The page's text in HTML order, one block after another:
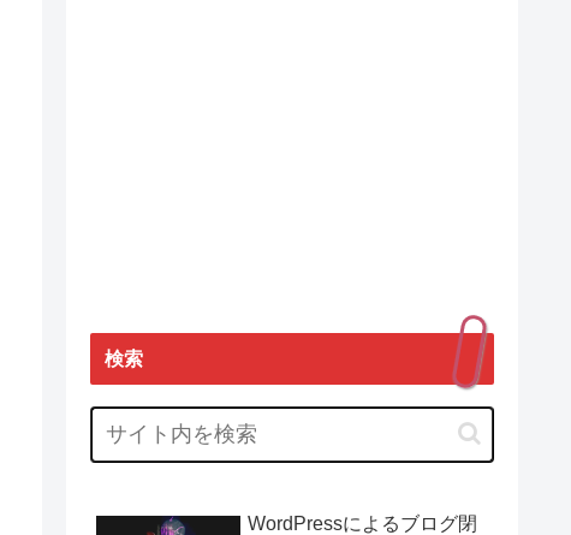
検索
WordPressによるブログ閉